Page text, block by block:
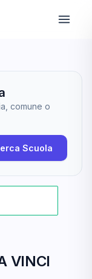
comune o
Scuola
VINCI